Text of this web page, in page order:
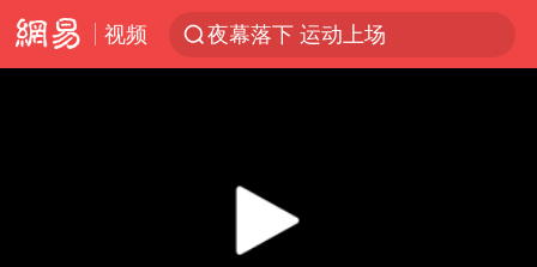
视频
夜幕落下 运动上场